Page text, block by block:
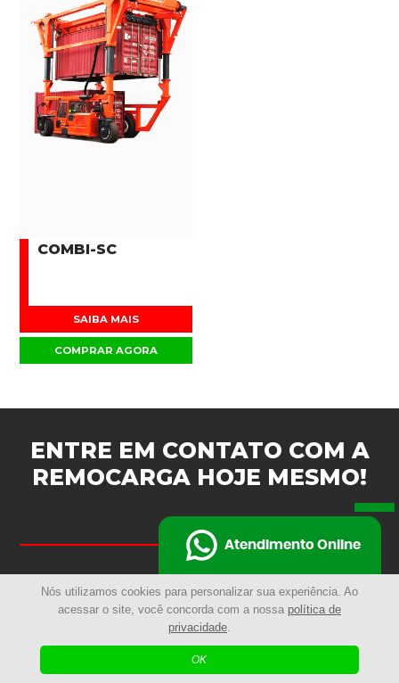
Nós utilizamos cookies para personalizar sua experiência. Ao
acessar o site, você concorda com a nossa política de
privacidade.
OK
COMBI-SC
SAIBA MAIS
COMPRAR AGORA
ENTRE EM CONTATO COM A
REMOCARGA HOJE MESMO!
CONTATOS
3094-5500
(41)3284-3238
remocarga@remocarga.com.br
Atendimento Online